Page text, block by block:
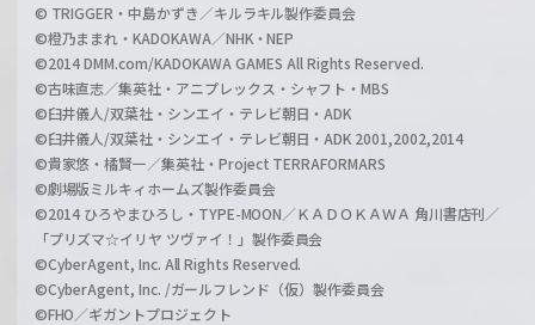
© TRIGGER・中島かずき／キルラキル製作委員会
©橙乃ままれ・KADOKAWA／NHK・NEP
©2014 DMM.com/KADOKAWA GAMES All Rights Reserved.
©古味直志／集英社・アニプレックス・シャフト・MBS
©臼井儀人/双葉社・シンエイ・テレビ朝日・ADK
©臼井儀人/双葉社・シンエイ・テレビ朝日・ADK 2001,2002,2014
©貴家悠・橘賢一／集英社・Project TERRAFORMARS
©劇場版ミルキィホームズ製作委員会
©2014 ひろやまひろし・TYPE-MOON／ＫＡＤＯＫＡＷＡ 角川書店刊／
「プリズマ☆イリヤ ツヴァイ！」製作委員会
©CyberAgent, Inc. All Rights Reserved.
©CyberAgent, Inc. /ガールフレンド（仮）製作委員会
©FHO／ギガントプロジェクト